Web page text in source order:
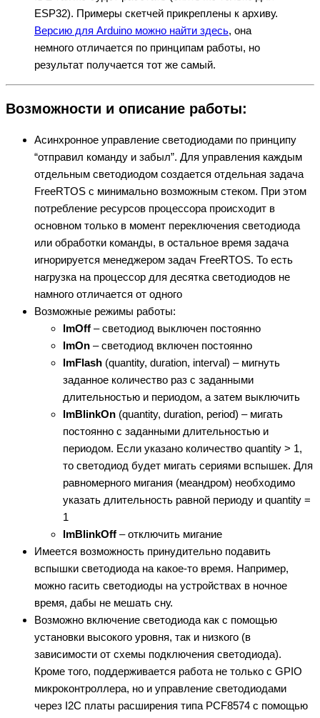
ESP32). Примеры скетчей прикреплены к архиву.
Версию для Arduino можно найти здесь, она
немного отличается по принципам работы, но
результат получается тот же самый.
Возможности и описание работы:
Асинхронное управление светодиодами по принципу
“отправил команду и забыл”. Для управления каждым
отдельным светодиодом создается отдельная задача
FreeRTOS с минимально возможным стеком. При этом
потребление ресурсов процессора происходит в
основном только в момент переключения светодиода
или обработки команды, в остальное время задача
игнорируется менеджером задач FreeRTOS. То есть
нагрузка на процессор для десятка светодиодов не
намного отличается от одного
Возможные режимы работы:
lmOff – светодиод выключен постоянно
lmOn – светодиод включен постоянно
lmFlash (quantity, duration, interval) – мигнуть
заданное количество раз с заданными
длительностью и периодом, а затем выключить
lmBlinkOn (quantity, duration, period) – мигать
постоянно с заданными длительностью и
периодом. Если указано количество quantity > 1,
то светодиод будет мигать сериями вспышек. Для
равномерного мигания (меандром) необходимо
указать длительность равной периоду и quantity =
1
lmBlinkOff – отключить мигание
Имеется возможность принудительно подавить
вспышки светодиода на какое-то время. Например,
можно гасить светодиоды на устройствах в ночное
время, дабы не мешать сну.
Возможно включение светодиода как с помощью
установки высокого уровня, так и низкого (в
зависимости от схемы подключения светодиода).
Кроме того, поддерживается работа не только с GPIO
микроконтроллера, но и управление светодиодами
через I2C платы расширения типа PCF8574 с помощью